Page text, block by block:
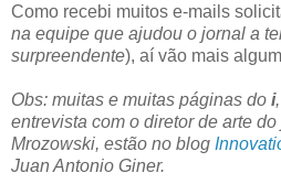
Como recebi muitos e-mails
na equipe que ajudou o jornal a
surpreendente), aí vão mais
Obs: muitas e muitas páginas do i
entrevista com o diretor de arte
Mrozowski, estão no blog
Juan Antonio Giner.